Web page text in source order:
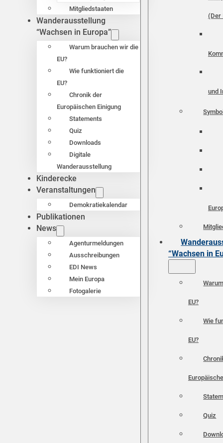
Mitgliedstaaten
Wanderausstellung
“Wachsen in Europa”
Warum brauchen wir die
EU?
Wie funktioniert die
EU?
Chronik der
Europäischen Einigung
Statements
Quiz
Downloads
Digitale
Wanderausstellung
Kinderecke
Veranstaltungen
Demokratiekalendar
Publikationen
News
Agenturmeldungen
Ausschreibungen
EDI News
Mein Europa
Fotogalerie
(Der
und
“Wachsen in
EU?
Wie
EU?
Quiz